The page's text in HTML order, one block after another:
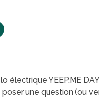
électrique YEEP.ME DAY
une question (ou